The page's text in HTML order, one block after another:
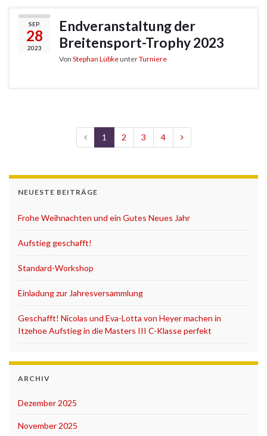
SEP.
28
2023
Endveranstaltung der
Breitensport-Trophy 2023
Von Stephan LübkeunterTurniere
1 2 3 4
NEUESTE BEITRÄGE
Frohe Weihnachten und ein Gutes Neues Jahr
Aufstieg geschafft!
Standard-Workshop
Einladung zur Jahresversammlung
Geschafft! Nicolas und Eva-Lotta von Heyer machen in
Itzehoe Aufstieg in die Masters III C-Klasse perfekt
ARCHIV
Dezember 2025
November 2025